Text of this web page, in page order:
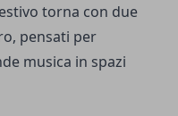
torna con due
pensati per
musica in spazi